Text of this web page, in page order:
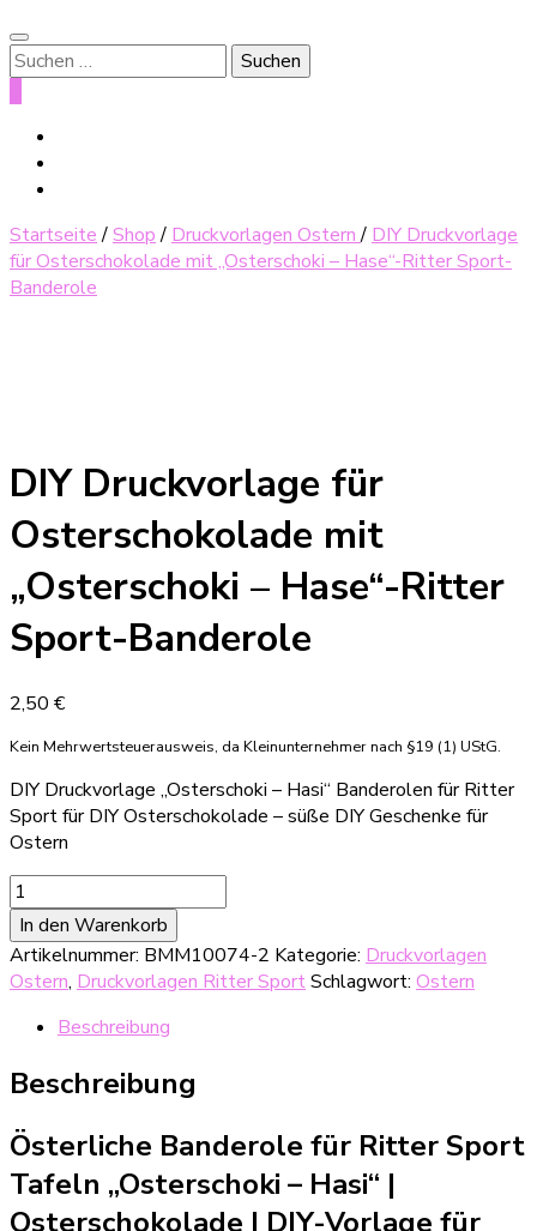
Suche
nach:
Startseite /Shop / Druckvorlagen Ostern/ DIY Druckvorlage
für Osterschokolade mit „Osterschoki – Hase“-Ritter Sport-
Banderole
DIY Druckvorlage für
Osterschokolade mit
„Osterschoki – Hase“-Ritter
Sport-Banderole
2,50 €
Kein Mehrwertsteuerausweis, da Kleinunternehmer nach §19 (1) UStG.
DIY Druckvorlage „Osterschoki – Hasi“ Banderolen für Ritter
Sport für DIY Osterschokolade – süße DIY Geschenke für
Ostern
DIY
Druckvorlage
für
Osterschokolade
mit
"Osterschoki
Hase"-
Ritter
Sport-
Banderole
Menge
In den Warenkorb
Artikelnummer: BMM10074-2 Kategorie: Druckvorlagen
Ostern, Druckvorlagen Ritter SportSchlagwort: Ostern
Beschreibung
Beschreibung
Österliche Banderole für Ritter Sport
Tafeln „Osterschoki – Hasi“ |
Osterschokolade | DIY-Vorlage für